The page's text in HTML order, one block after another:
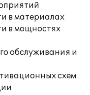
в материалах
в мощностях
обслуживания и
схем